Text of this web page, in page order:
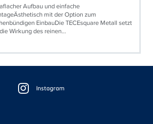
Aufbau und einfache
mit der Option zum
EinbauDie TECEsquare Metall setzt
Wirkung des reinen...
Instagram